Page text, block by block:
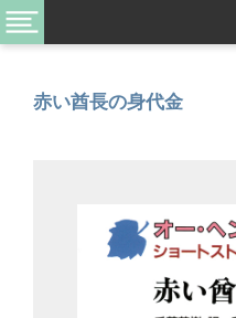
赤い酋長の身代金